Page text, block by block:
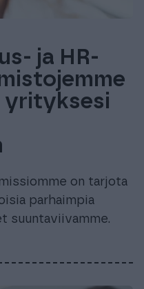
ja HR-
yrityksesi
on tarjota
parhaimpia
suuntaviivamme.